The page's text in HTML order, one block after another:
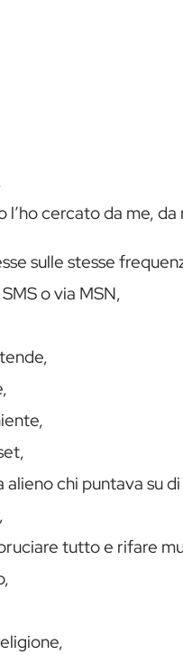
l’ho cercato da me, da
sulle stesse
o via MSN,
chi puntava su
tutto e rifare